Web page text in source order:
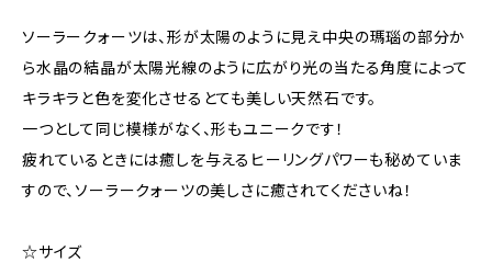
ソーラークォーツは、形が太陽のように見え中央の瑪瑙の部分か
ら水晶の結晶が太陽光線のように広がり光の当たる角度によって
キラキラと色を変化させるとても美しい天然石です。
一つとして同じ模様がなく、形もユニークです！
疲れているときには癒しを与えるヒーリングパワーも秘めていま
すので、ソーラークォーツの美しさに癒されてくださいね！
☆サイズ